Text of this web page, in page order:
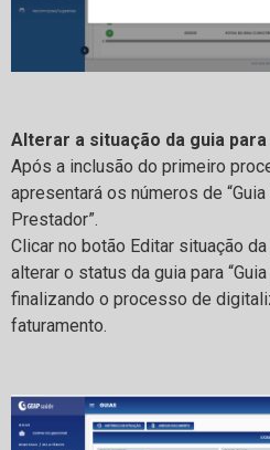
Alterar a situação da guia
Após a inclusão do primeiro
apresentará os números de “Guia
Prestador”.
Clicar no botão Editar situação
alterar o status da guia para
finalizando o processo de
faturamento.